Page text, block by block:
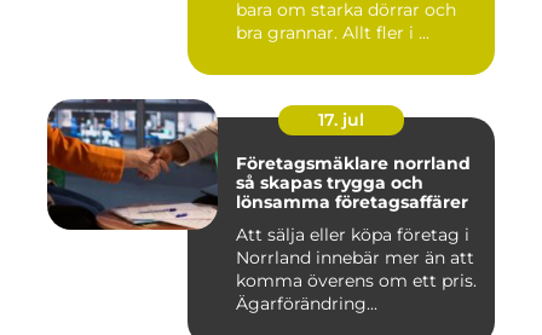
bara om starka dörrar och
bra grannar. Allt fler i ...
17. jul
Företagsmäklare norrland
så skapas trygga och
lönsamma företagsaffärer
Att sälja eller köpa företag i
Norrland innebär mer än att
komma överens om ett pris.
Ägarförändring...